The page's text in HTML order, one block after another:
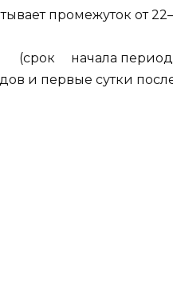
промежуток от
начала периода
и первые сутки